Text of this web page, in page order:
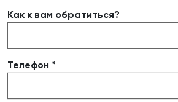
Как к вам обратиться?
Телефон *